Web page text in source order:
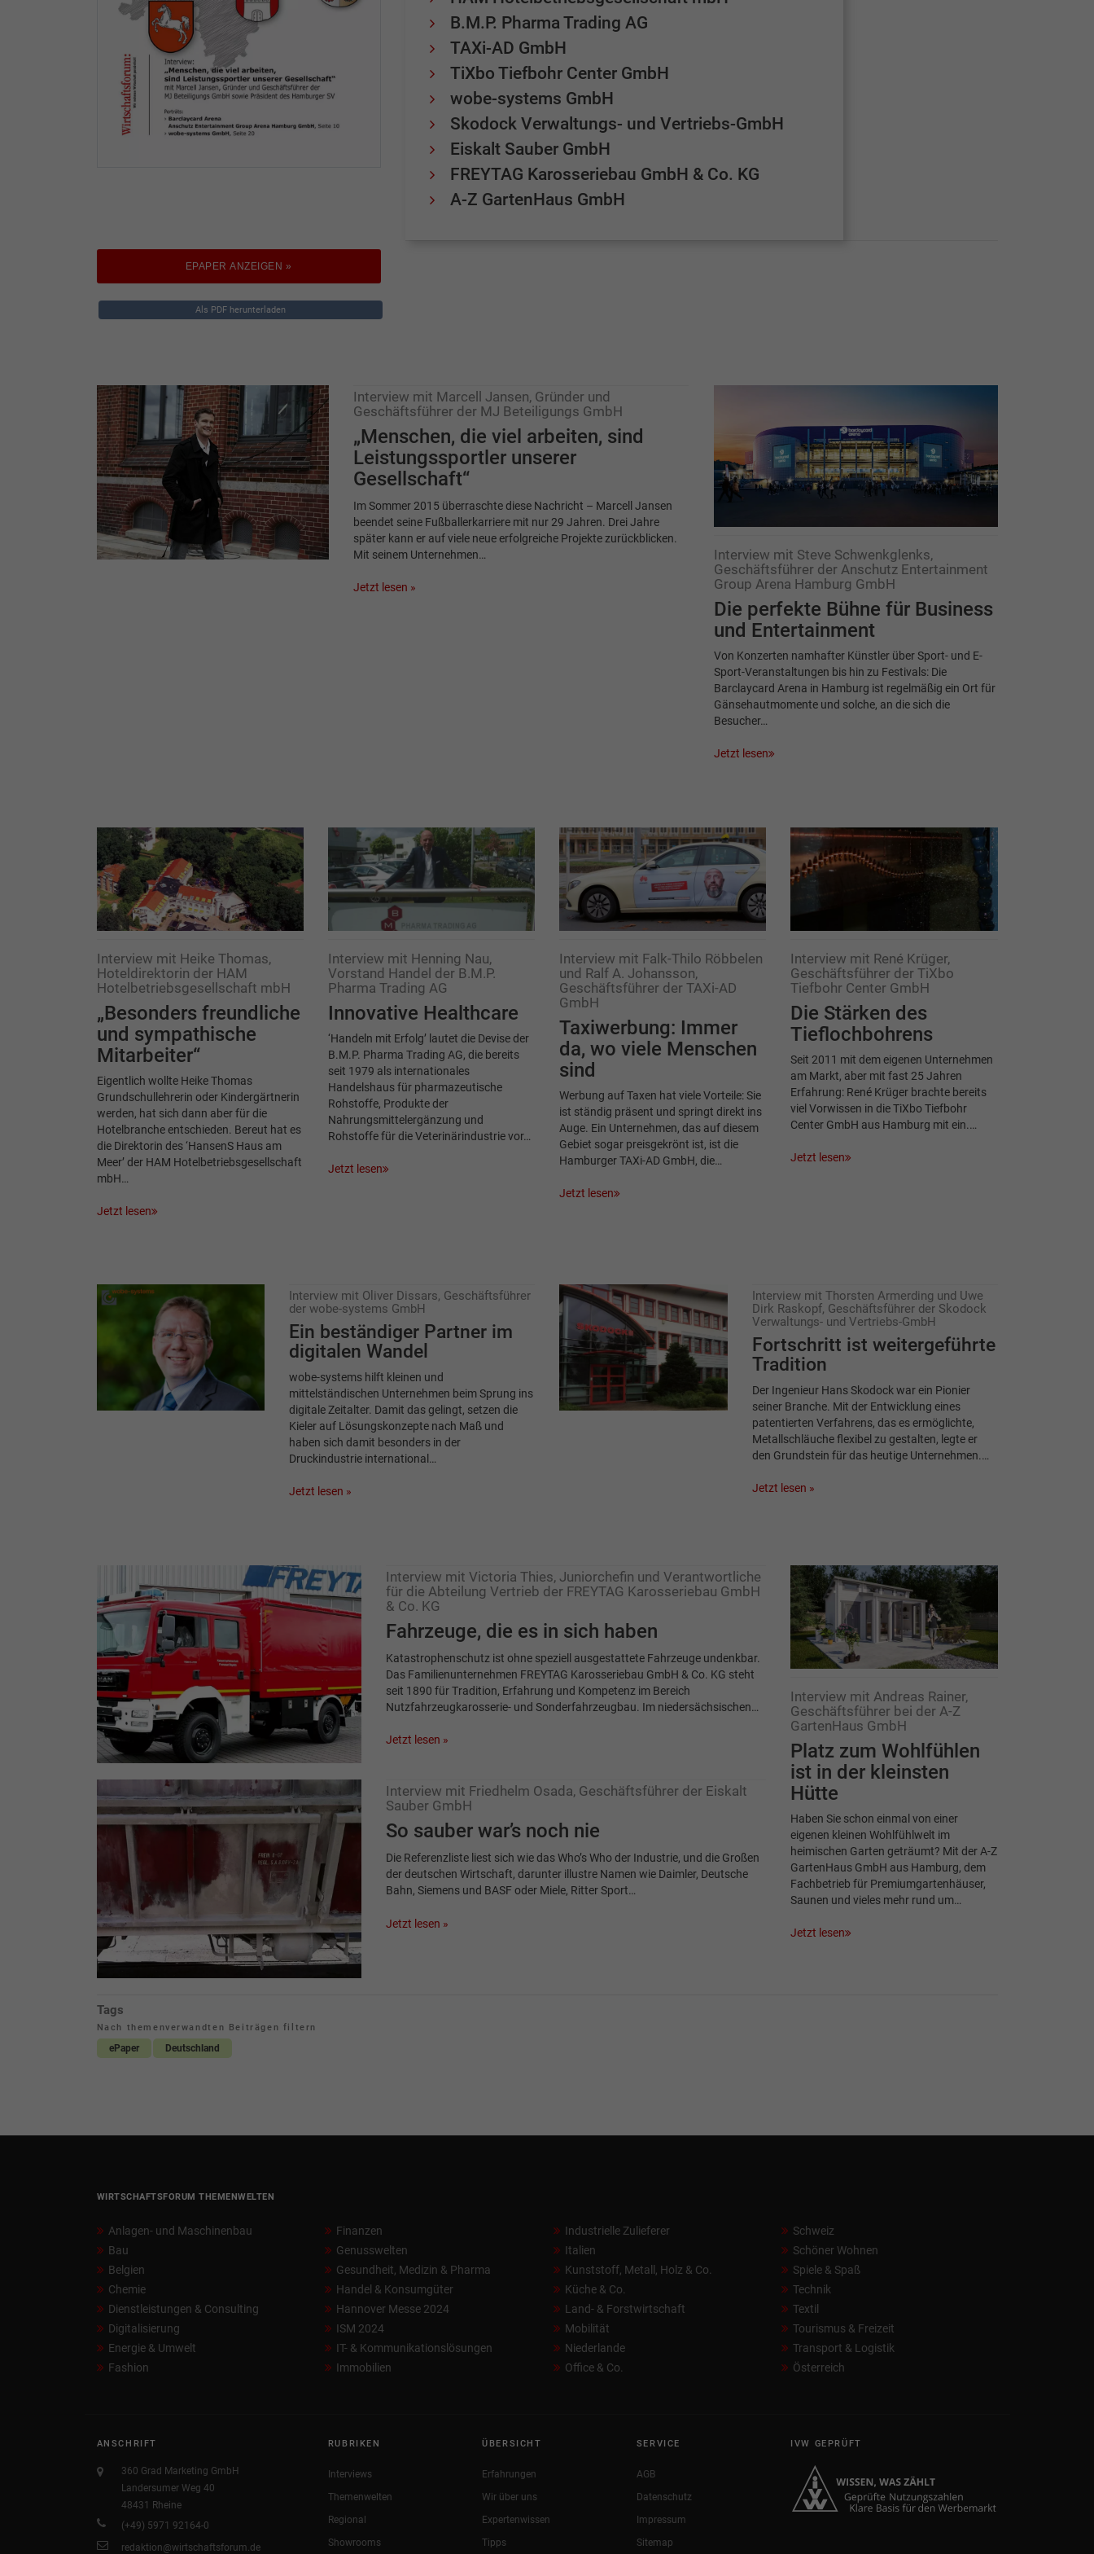
B.M.P. Pharma Trading AG
TAXi-AD GmbH
TiXbo Tiefbohr Center GmbH
wobe-systems GmbH
Skodock Verwaltungs- und Vertriebs-GmbH
Eiskalt Sauber GmbH
FREYTAG Karosseriebau GmbH & Co. KG
A-Z GartenHaus GmbH
EPAPER ANZEIGEN »
Als PDF herunterladen
Interview mit Marcell Jansen, Gründer und
Geschäftsführer der MJ Beteiligungs GmbH
„Menschen, die viel arbeiten, sind
Leistungssportler unserer
Gesellschaft“
Im Sommer 2015 überraschte diese Nachricht – Marcell Jansen
beendet seine Fußballerkarriere mit nur 29 Jahren. Drei Jahre
später kann er auf viele neue erfolgreiche Projekte zurückblicken.
Mit seinem Unternehmen…
Jetzt lesen »
Interview mit Steve Schwenkglenks,
Geschäftsführer der Anschutz Entertainment
Group Arena Hamburg GmbH
Die perfekte Bühne für Business
und Entertainment
Von Konzerten namhafter Künstler über Sport- und E-
Sport-Veranstaltungen bis hin zu Festivals: Die
Barclaycard Arena in Hamburg ist regelmäßig ein Ort für
Gänsehautmomente und solche, an die sich die
Besucher…
Jetzt lesen
Interview mit Heike Thomas,
Hoteldirektorin der HAM
Hotelbetriebsgesellschaft mbH
„Besonders freundliche
und sympathische
Mitarbeiter“
Eigentlich wollte Heike Thomas
Grundschullehrerin oder Kindergärtnerin
werden, hat sich dann aber für die
Hotelbranche entschieden. Bereut hat es
die Direktorin des ‘HansenS Haus am
Meer’ der HAM Hotelbetriebsgesellschaft
mbH…
Jetzt lesen
Interview mit Henning Nau,
Vorstand Handel der B.M.P.
Pharma Trading AG
Innovative Healthcare
‘Handeln mit Erfolg’ lautet die Devise der
B.M.P. Pharma Trading AG, die bereits
seit 1979 als internationales
Handelshaus für pharmazeutische
Rohstoffe, Produkte der
Nahrungsmittelergänzung und
Rohstoffe für die Veterinärindustrie vor…
Jetzt lesen
Interview mit Falk-Thilo Röbbelen
und Ralf A. Johansson,
Geschäftsführer der TAXi-AD
GmbH
Taxiwerbung: Immer
da, wo viele Menschen
sind
Werbung auf Taxen hat viele Vorteile: Sie
ist ständig präsent und springt direkt ins
Auge. Ein Unternehmen, das auf diesem
Gebiet sogar preisgekrönt ist, ist die
Hamburger TAXi-AD GmbH, die…
Jetzt lesen
Interview mit René Krüger,
Geschäftsführer der TiXbo
Tiefbohr Center GmbH
Die Stärken des
Tieflochbohrens
Seit 2011 mit dem eigenen Unternehmen
am Markt, aber mit fast 25 Jahren
Erfahrung: René Krüger brachte bereits
viel Vorwissen in die TiXbo Tiefbohr
Center GmbH aus Hamburg mit ein.…
Jetzt lesen
Interview mit Oliver Dissars, Geschäftsführer
der wobe-systems GmbH
Ein beständiger Partner im
digitalen Wandel
wobe-systems hilft kleinen und
mittelständischen Unternehmen beim Sprung ins
digitale Zeitalter. Damit das gelingt, setzen die
Kieler auf Lösungskonzepte nach Maß und
haben sich damit besonders in der
Druckindustrie international…
Jetzt lesen »
Interview mit Thorsten Armerding und Uwe
Dirk Raskopf, Geschäftsführer der Skodock
Verwaltungs- und Vertriebs-GmbH
Fortschritt ist weitergeführte
Tradition
Der Ingenieur Hans Skodock war ein Pionier
seiner Branche. Mit der Entwicklung eines
patentierten Verfahrens, das es ermöglichte,
Metallschläuche flexibel zu gestalten, legte er
den Grundstein für das heutige Unternehmen.…
Jetzt lesen »
Interview mit Victoria Thies, Juniorchefin und Verantwortliche
für die Abteilung Vertrieb der FREYTAG Karosseriebau GmbH
& Co. KG
Fahrzeuge, die es in sich haben
Katastrophenschutz ist ohne speziell ausgestattete Fahrzeuge undenkbar.
Das Familienunternehmen FREYTAG Karosseriebau GmbH & Co. KG steht
seit 1890 für Tradition, Erfahrung und Kompetenz im Bereich
Nutzfahrzeugkarosserie- und Sonderfahrzeugbau. Im niedersächsischen…
Jetzt lesen »
Interview mit Friedhelm Osada, Geschäftsführer der Eiskalt
Sauber GmbH
So sauber war’s noch nie
Die Referenzliste liest sich wie das Who’s Who der Industrie, und die Großen
der deutschen Wirtschaft, darunter illustre Namen wie Daimler, Deutsche
Bahn, Siemens und BASF oder Miele, Ritter Sport…
Jetzt lesen »
Interview mit Andreas Rainer,
Geschäftsführer bei der A-Z
GartenHaus GmbH
Platz zum Wohlfühlen
ist in der kleinsten
Hütte
Haben Sie schon einmal von einer
eigenen kleinen Wohlfühlwelt im
heimischen Garten geträumt? Mit der A-Z
GartenHaus GmbH aus Hamburg, dem
Fachbetrieb für Premiumgartenhäuser,
Saunen und vieles mehr rund um…
Jetzt lesen
Tags
Nach themenverwandten Beiträgen filtern
ePaper Deutschland
WIRTSCHAFTSFORUM THEMENWELTEN
Anlagen- und Maschinenbau
Bau
Belgien
Chemie
Dienstleistungen & Consulting
Digitalisierung
Energie & Umwelt
Fashion
Finanzen
Genusswelten
Gesundheit, Medizin & Pharma
Handel & Konsumgüter
Hannover Messe 2024
ISM 2024
IT- & Kommunikationslösungen
Immobilien
Industrielle Zulieferer
Italien
Kunststoff, Metall, Holz & Co.
Küche & Co.
Land- & Forstwirtschaft
Mobilität
Niederlande
Office & Co.
Schweiz
Schöner Wohnen
Spiele & Spaß
Technik
Textil
Tourismus & Freizeit
Transport & Logistik
Österreich
ANSCHRIFT
360 Grad Marketing GmbH
Landersumer Weg 40
48431 Rheine
(+49) 5971 92164-0
redaktion@wirtschaftsforum.de
RUBRIKEN
Interviews
Themenwelten
Regional
Showrooms
ÜBERSICHT
Erfahrungen
Wir über uns
Expertenwissen
Tipps
SERVICE
AGB
Datenschutz
Impressum
Sitemap
IVW GEPRÜFT